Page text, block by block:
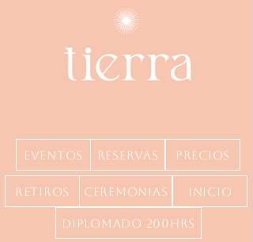
Reservas
Eventos precios
Ceremonias
Retiros inicio
Diplomado 200hrs